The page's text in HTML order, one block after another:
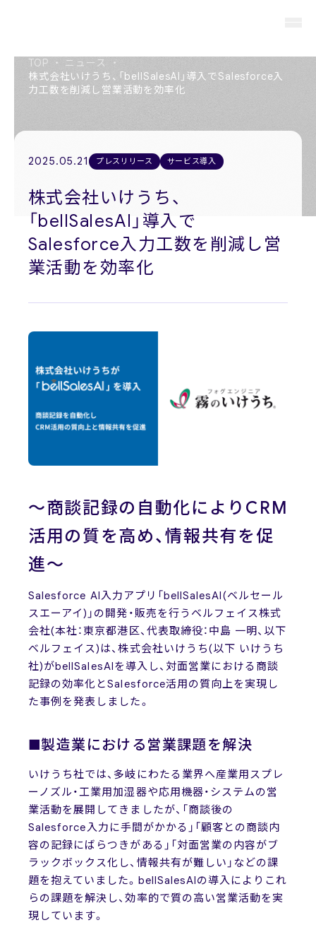
Members
Company
会社概要
Recruit
News
お問い合わせ
TOP ・ ニュース
・
株式会社いけうち、「bellSalesAI」導入でSalesforce入
力工数を削減し営業活動を効率化
2025.05.21 プレスリリース サービス導入
株式会社いけうち、
「bellSalesAI」導入で
Salesforce入力工数を削減し営
業活動を効率化
～商談記録の自動化によりCRM
活用の質を高め、情報共有を促
進～
Salesforce AI入力アプリ「bellSalesAI(ベルセール
スエーアイ)」の開発・販売を行うベルフェイス株式
会社(本社：東京都港区、代表取締役：中島 一明、以下
ベルフェイス)は、株式会社いけうち(以下 いけうち
社)がbellSalesAIを導入し、対面営業における商談
記録の効率化とSalesforce活用の質向上を実現し
た事例を発表しました。
■製造業における営業課題を解決
いけうち社では、多岐にわたる業界へ産業用スプレ
ーノズル・工業用加湿器や応用機器・システムの営
業活動を展開してきましたが、「商談後の
Salesforce入力に手間がかかる」「顧客との商談内
容の記録にばらつきがある」「対面営業の内容がブ
ラックボックス化し、情報共有が難しい」などの課
題を抱えていました。bellSalesAIの導入によりこれ
らの課題を解決し、効率的で質の高い営業活動を実
現しています。